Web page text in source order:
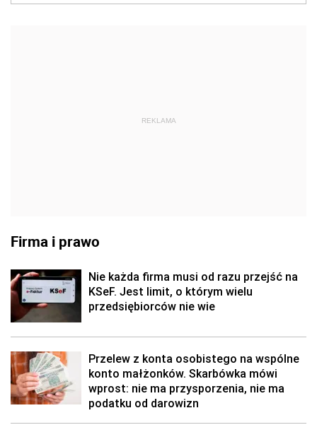
REKLAMA
Firma i prawo
Nie każda firma musi od razu przejść na
KSeF. Jest limit, o którym wielu
przedsiębiorców nie wie
Przelew z konta osobistego na wspólne
konto małżonków. Skarbówka mówi
wprost: nie ma przysporzenia, nie ma
podatku od darowizn